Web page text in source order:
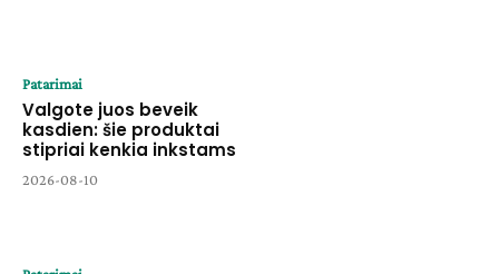
Patarimai
Valgote juos beveik
kasdien: šie produktai
stipriai kenkia inkstams
2026-08-10